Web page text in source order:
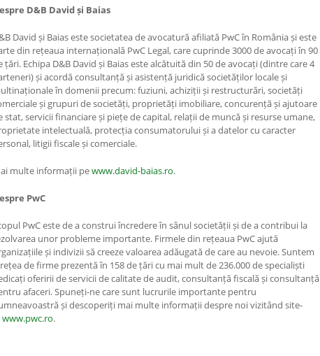
D&B David și Baias
David și Baias este societatea de avocatură afiliată PwC în România și este
din rețeaua internațională PwC Legal, care cuprinde 3000 de avocați în 90
țări. Echipa D&B David și Baias este alcătuită din 50 de avocați (dintre care 4
și acordă consultanță și asistență juridică societăților locale și
în domenii precum: fuziuni, achiziții și restructurări, societăți
și grupuri de societăți, proprietăți imobiliare, concurență și ajutoare
stat, servicii financiare și piețe de capital, relații de muncă și resurse umane,
intelectuală, protecția consumatorului și a datelor cu caracter
litigii fiscale și comerciale.
multe informații pewww.david-baias.ro.
PwC
PwC este de a construi încredere în sânul societății și de a contribui la
unor probleme importante. Firmele din rețeaua PwC ajută
și indivizii să creeze valoarea adăugată de care au nevoie. Suntem
de firme prezentă în 158 de țări cu mai mult de 236.000 de specialiști
oferirii de servicii de calitate de audit, consultanță fiscală și consultanță
afaceri. Spuneți-ne care sunt lucrurile importante pentru
și descoperiți mai multe informații despre noi vizitând site-
www.pwc.ro.